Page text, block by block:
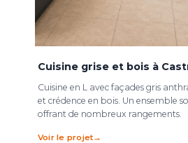
Cuisine grise et bois à
Cuisine en L avec façades gris
et crédence en bois. Un ensemble
offrant de nombreux rangements.
Voir le projet